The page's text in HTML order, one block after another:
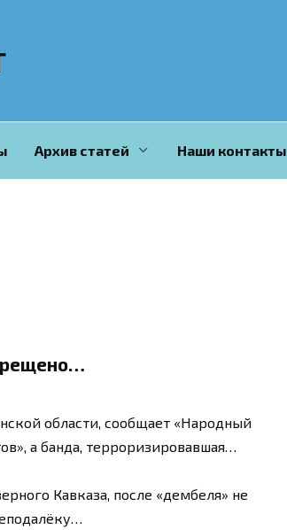
Архив статей Наши контакты
области, сообщает «Народный
а банда, терроризировавшая…
Кавказа, после «дембеля» не